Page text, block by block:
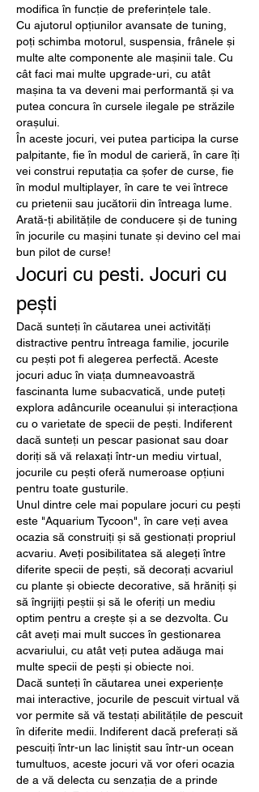
modifica în funcție de preferințele tale.
Cu ajutorul opțiunilor avansate de tuning,
poți schimba motorul, suspensia, frânele și
multe alte componente ale mașinii tale. Cu
cât faci mai multe upgrade-uri, cu atât
mașina ta va deveni mai performantă și va
putea concura în cursele ilegale pe străzile
orașului.
În aceste jocuri, vei putea participa la curse
palpitante, fie în modul de carieră, în care îți
vei construi reputația ca șofer de curse, fie
în modul multiplayer, în care te vei întrece
cu prietenii sau jucătorii din întreaga lume.
Arată-ți abilitățile de conducere și de tuning
în jocurile cu mașini tunate și devino cel mai
bun pilot de curse!
Jocuri cu pesti. Jocuri cu
pești
Dacă sunteți în căutarea unei activități
distractive pentru întreaga familie, jocurile
cu pești pot fi alegerea perfectă. Aceste
jocuri aduc în viața dumneavoastră
fascinanta lume subacvatică, unde puteți
explora adâncurile oceanului și interacționa
cu o varietate de specii de pești. Indiferent
dacă sunteți un pescar pasionat sau doar
doriți să vă relaxați într-un mediu virtual,
jocurile cu pești oferă numeroase opțiuni
pentru toate gusturile.
Unul dintre cele mai populare jocuri cu pești
este "Aquarium Tycoon", în care veți avea
ocazia să construiți și să gestionați propriul
acvariu. Aveți posibilitatea să alegeți între
diferite specii de pești, să decorați acvariul
cu plante și obiecte decorative, să hrăniți și
să îngrijiți peștii și să le oferiți un mediu
optim pentru a crește și a se dezvolta. Cu
cât aveți mai mult succes în gestionarea
acvariului, cu atât veți putea adăuga mai
multe specii de pești și obiecte noi.
Dacă sunteți în căutarea unei experiențe
mai interactive, jocurile de pescuit virtual vă
vor permite să vă testați abilitățile de pescuit
în diferite medii. Indiferent dacă preferați să
pescuiți într-un lac liniștit sau într-un ocean
tumultuos, aceste jocuri vă vor oferi ocazia
de a vă delecta cu senzația de a prinde